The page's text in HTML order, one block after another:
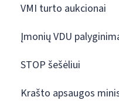
VMI turto aukcionai
Įmonių VDU
STOP šešėliui
Krašto apsaugos